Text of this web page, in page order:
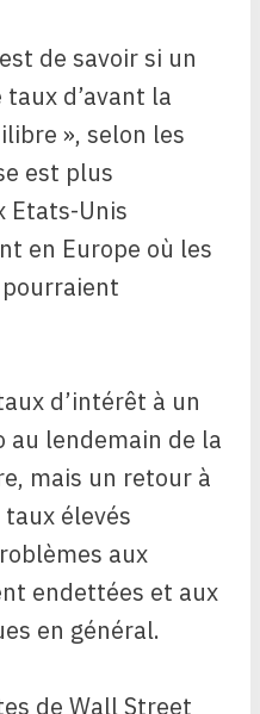
de savoir si un
d’avant la
», selon les
est plus
Etats-Unis
en Europe où les
d’intérêt à un
au lendemain de la
mais un retour à
élevés
aux
endettées et aux
en général.
de Wall Street